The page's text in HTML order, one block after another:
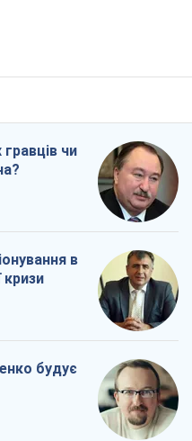
гравців чи
в
будує